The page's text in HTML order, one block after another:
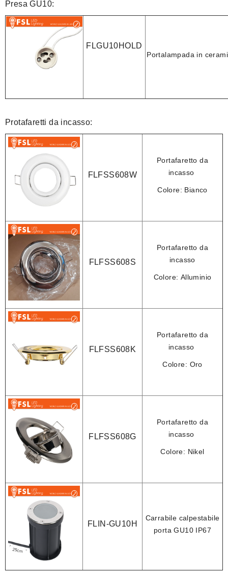
Presa GU10:
FLGU10HOLD
Portalampada in
Protafaretti da incasso:
FLFSS608W
Portafaretto da
incasso
Colore: Bianco
FLFSS608S
Portafaretto da
incasso
Colore: Alluminio
FLFSS608K
Portafaretto da
incasso
Colore: Oro
FLFSS608G
Portafaretto da
incasso
Colore: Nikel
FLIN-GU10H
Carrabile calpestabile
porta GU10 IP67